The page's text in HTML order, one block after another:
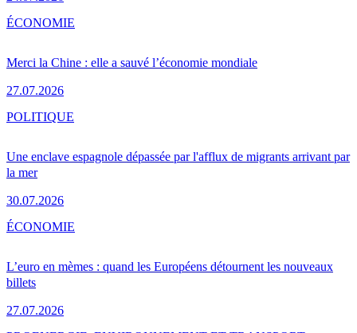
Merci la Chine : elle a sauvé l’économie mondiale
27.07.2026
ÉCONOMIE
Une enclave espagnole dépassée par l'afflux de migrants arrivant par
la mer
30.07.2026
POLITIQUE
L’euro en mèmes : quand les Européens détournent les nouveaux
billets
27.07.2026
ÉCONOMIE